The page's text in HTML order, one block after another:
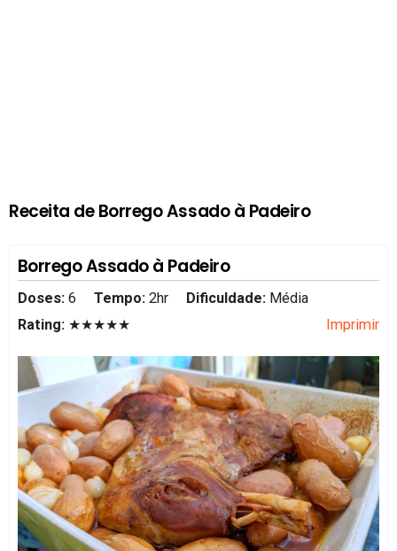
Receita de Borrego Assado à Padeiro
Borrego Assado à Padeiro
Doses: 6 Tempo: 2hr Dificuldade: Média
Rating: ★★★★★ Imprimir